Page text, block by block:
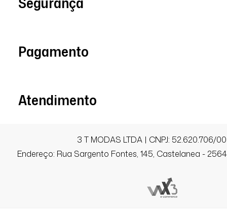
Pagamento
Atendimento
3 T MODAS LTDA | CNPJ: 52.620.706/
Endereço: Rua Sargento Fontes, 145, Castelanea -